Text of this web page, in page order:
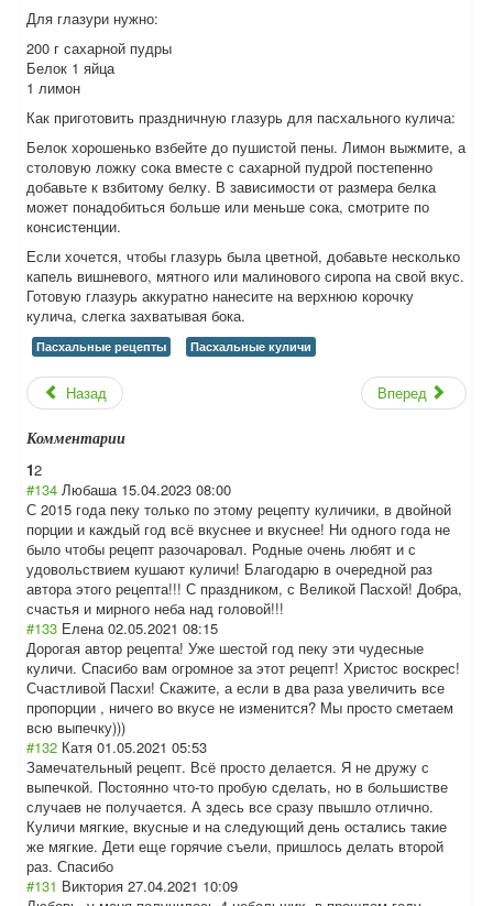
Для глазури нужно:
200 г сахарной пудры
Белок 1 яйца
1 лимон
Как приготовить праздничную глазурь для пасхального кулича:
Белок хорошенько взбейте до пушистой пены. Лимон выжмите, а
столовую ложку сока вместе с сахарной пудрой постепенно
добавьте к взбитому белку. В зависимости от размера белка
может понадобиться больше или меньше сока, смотрите по
консистенции.
Если хочется, чтобы глазурь была цветной, добавьте несколько
капель вишневого, мятного или малинового сиропа на свой вкус.
Готовую глазурь аккуратно нанесите на верхнюю корочку
кулича, слегка захватывая бока.
Пасхальные рецепты Пасхальные куличи
Назад Вперед
Комментарии
12
#134 Любаша 15.04.2023 08:00
С 2015 года пеку только по этому рецепту куличики, в двойной
порции и каждый год всё вкуснее и вкуснее! Ни одного года не
было чтобы рецепт разочаровал. Родные очень любят и с
удовольствием кушают куличи! Благодарю в очередной раз
автора этого рецепта!!! С праздником, с Великой Пасхой! Добра,
счастья и мирного неба над головой!!!
#133 Елена 02.05.2021 08:15
Дорогая автор рецепта! Уже шестой год пеку эти чудесные
куличи. Спасибо вам огромное за этот рецепт! Христос воскрес!
Счастливой Пасхи! Скажите, а если в два раза увеличить все
пропорции , ничего во вкусе не изменится? Мы просто сметаем
всю выпечку)))
#132 Катя 01.05.2021 05:53
Замечательный рецепт. Всё просто делается. Я не дружу с
выпечкой. Постоянно что-то пробую сделать, но в большистве
случаев не получается. А здесь все сразу пвышло отлично.
Куличи мягкие, вкусные и на следующий день остались такие
же мягкие. Дети еще горячие съели, пришлось делать второй
раз. Спасибо
#131 Виктория 27.04.2021 10:09